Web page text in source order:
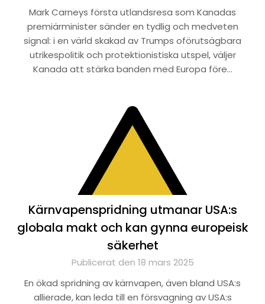
Mark Carneys första utlandsresa som Kanadas
premiärminister sänder en tydlig och medveten
signal: i en värld skakad av Trumps oförutsägbara
utrikespolitik och protektionistiska utspel, väljer
Kanada att stärka banden med Europa före…
Kärnvapenspridning utmanar USA:s
globala makt och kan gynna europeisk
säkerhet
Publicerat den 18 mars 2025
En ökad spridning av kärnvapen, även bland USA:s
allierade, kan leda till en försvagning av USA:s